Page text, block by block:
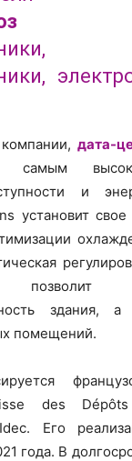
дата-
самым
и
установит свое
здания,
помещений.
des
Его
года. В